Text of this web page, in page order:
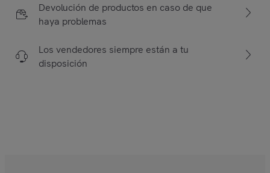
Devolución de productos en caso de que
haya problemas
Los vendedores siempre están a tu
disposición